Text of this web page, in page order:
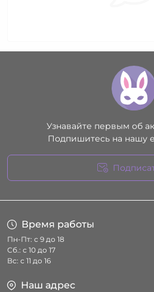
Узнавайте первым об
Подпишитесь на нашу
Время работы
Пн-Пт: с 9 до 18
Сб.: с 10 до 17
Вс: с 11 до 16
Наш адрес